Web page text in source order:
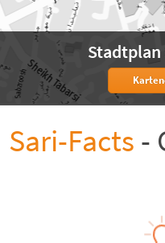
Stadtplan
Sari-Facts -